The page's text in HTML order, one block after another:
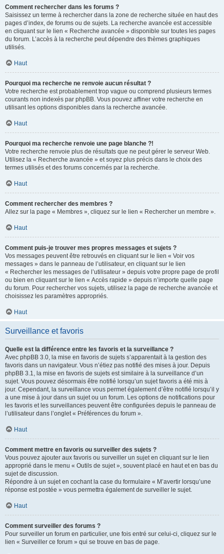
Comment rechercher dans les forums ?
Saisissez un terme à rechercher dans la zone de recherche située en haut des
pages d’index, de forums ou de sujets. La recherche avancée est accessible
en cliquant sur le lien « Recherche avancée » disponible sur toutes les pages
du forum. L’accès à la recherche peut dépendre des thèmes graphiques
utilisés.
Haut
Pourquoi ma recherche ne renvoie aucun résultat ?
Votre recherche est probablement trop vague ou comprend plusieurs termes
courants non indexés par phpBB. Vous pouvez affiner votre recherche en
utilisant les options disponibles dans la recherche avancée.
Haut
Pourquoi ma recherche renvoie une page blanche ?!
Votre recherche renvoie plus de résultats que ne peut gérer le serveur Web.
Utilisez la « Recherche avancée » et soyez plus précis dans le choix des
termes utilisés et des forums concernés par la recherche.
Haut
Comment rechercher des membres ?
Allez sur la page « Membres », cliquez sur le lien « Rechercher un membre ».
Haut
Comment puis-je trouver mes propres messages et sujets ?
Vos messages peuvent être retrouvés en cliquant sur le lien « Voir vos
messages » dans le panneau de l’utilisateur, en cliquant sur le lien
« Rechercher les messages de l’utilisateur » depuis votre propre page de profil
ou bien en cliquant sur le lien « Accès rapide » depuis n’importe quelle page
du forum. Pour rechercher vos sujets, utilisez la page de recherche avancée et
choisissez les paramètres appropriés.
Haut
Surveillance et favoris
Quelle est la différence entre les favoris et la surveillance ?
Avec phpBB 3.0, la mise en favoris de sujets s’apparentait à la gestion des
favoris dans un navigateur. Vous n’étiez pas notifié des mises à jour. Depuis
phpBB 3.1, la mise en favoris de sujets est similaire à la surveillance d’un
sujet. Vous pouvez désormais être notifié lorsqu’un sujet favoris a été mis à
jour. Cependant, la surveillance vous permet également d’être notifié lorsqu’il y
a une mise à jour dans un sujet ou un forum. Les options de notifications pour
les favoris et les surveillances peuvent être configurées depuis le panneau de
l’utilisateur dans l’onglet « Préférences du forum ».
Haut
Comment mettre en favoris ou surveiller des sujets ?
Vous pouvez ajouter aux favoris ou surveiller un sujet en cliquant sur le lien
approprié dans le menu « Outils de sujet », souvent placé en haut et en bas du
sujet de discussion.
Répondre à un sujet en cochant la case du formulaire « M’avertir lorsqu’une
réponse est postée » vous permettra également de surveiller le sujet.
Haut
Comment surveiller des forums ?
Pour surveiller un forum en particulier, une fois entré sur celui-ci, cliquez sur le
lien « Surveiller ce forum » qui se trouve en bas de page.